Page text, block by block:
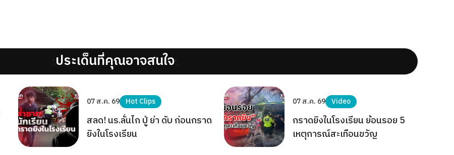
';ประเด็นที่คุณอาจสนใจ';
07 ส.ค. 69 Hot Clips
สลด! นร.ลั่นไก ปู่ ย่า ดับ ก่อนกราด
ยิงในโรงเรียน
07 ส.ค. 69 Video
กราดยิงในโรงเรียน ย้อนรอย 5
เหตุการณ์สะเทือนขวัญ